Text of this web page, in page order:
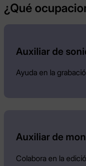
¿Qué
Auxiliar de
Ayuda en la
Auxiliar de
Colabora en la